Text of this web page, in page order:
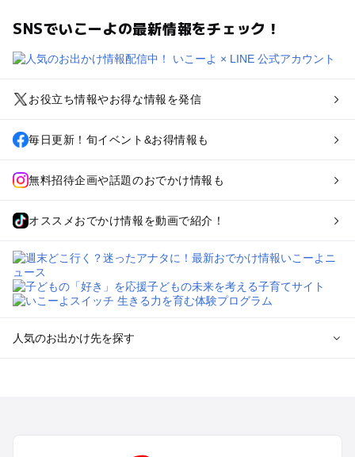
SNSでいこーよの最新情報をチェック！
お役立ち情報やお得な情報を発信
毎日更新！旬イベント&お得情報も
無料招待企画や話題のおでかけ情報も
オススメおでかけ情報を動画で紹介！
人気のお出かけ先を探す